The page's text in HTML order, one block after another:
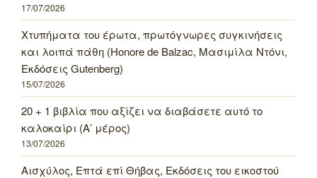
17/07/2026
Χτυπήματα του έρωτα, πρωτόγνωρες συγκινήσεις
και λοιπά πάθη (Honore de Balzac, Μασιμίλα Ντόνι,
Εκδόσεις Gutenberg)
15/07/2026
20 + 1 βιβλία που αξίζει να διαβάσετε αυτό το
καλοκαίρι (Α’ μέρος)
13/07/2026
Αισχύλος, Επτά επί Θήβας, Εκδόσεις του εικοστού